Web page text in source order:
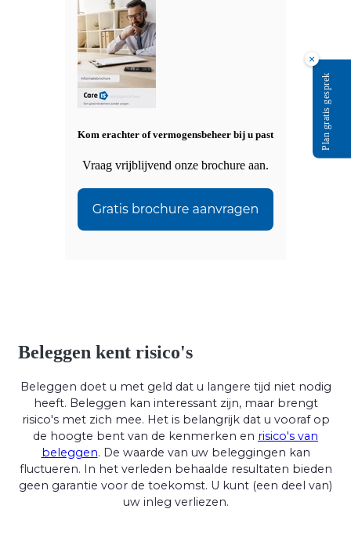
Kom erachter of vermogensbeheer bij u past
Vraag vrijblijvend onze brochure aan.
Beleggen kent risico's
Beleggen doet u met geld dat u langere tijd niet nodig
heeft. Beleggen kan interessant zijn, maar brengt
risico's met zich mee. Het is belangrijk dat u vooraf op
de hoogte bent van de kenmerken en risico's van
beleggen. De waarde van uw beleggingen kan
fluctueren. In het verleden behaalde resultaten bieden
geen garantie voor de toekomst. U kunt (een deel van)
uw inleg verliezen.
×
Plan gratis gesprek